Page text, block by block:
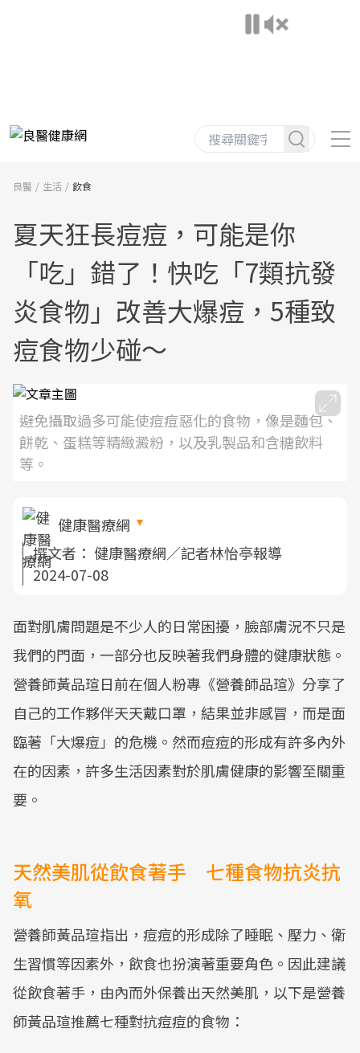
良醫 生活 飲食
夏天狂長痘痘，可能是你
「吃」錯了！快吃「7類抗發
炎食物」改善大爆痘，5種致
痘食物少碰～
避免攝取過多可能使痘痘惡化的食物，像是麵包、
餅乾、蛋糕等精緻澱粉，以及乳製品和含糖飲料
等。
健康醫療網
撰文者： 健康醫療網／記者林怡亭報導
2024-07-08
面對肌膚問題是不少人的日常困擾，臉部膚況不只是
我們的門面，一部分也反映著我們身體的健康狀態。
營養師黃品瑄日前在個人粉專《營養師品瑄》分享了
自己的工作夥伴天天戴口罩，結果並非感冒，而是面
臨著「大爆痘」的危機。然而痘痘的形成有許多內外
在的因素，許多生活因素對於肌膚健康的影響至關重
要。
天然美肌從飲食著手 七種食物抗炎抗
氧
營養師黃品瑄指出，痘痘的形成除了睡眠、壓力、衛
生習慣等因素外，飲食也扮演著重要角色。因此建議
從飲食著手，由內而外保養出天然美肌，以下是營養
師黃品瑄推薦七種對抗痘痘的食物：